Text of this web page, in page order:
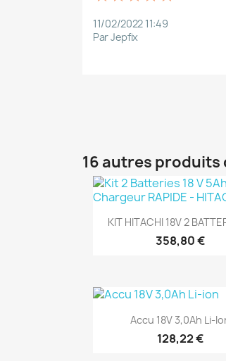
11/02/2022 11:49
Par Jepfix
16 autres produits
Aperçu
KIT HITACHI 18V 2
358,80 €
(1)
Aperçu
Accu 18V 3,0Ah Li-
128,22 €
(1)